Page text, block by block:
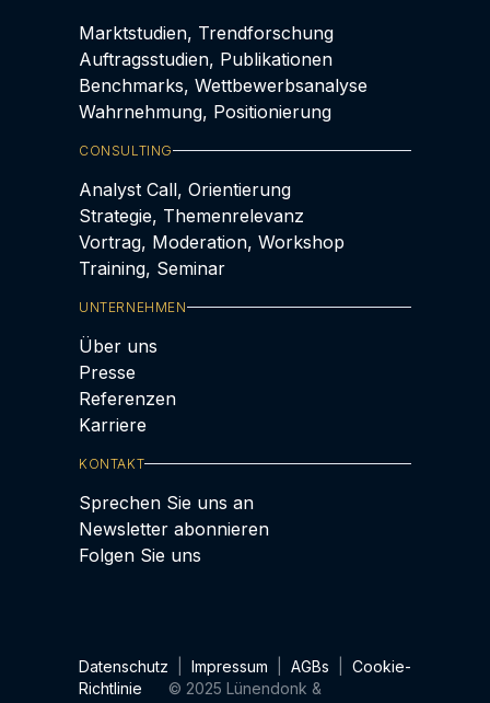
Marktstudien, Trendforschung
Auftragsstudien, Publikationen
Benchmarks, Wettbewerbsanalyse
Wahrnehmung, Positionierung
CONSULTING
Analyst Call, Orientierung
Strategie, Themenrelevanz
Vortrag, Moderation, Workshop
Training, Seminar
UNTERNEHMEN
Über uns
Presse
Referenzen
Karriere
KONTAKT
Sprechen Sie uns an
Newsletter abonnieren
Folgen Sie uns
Datenschutz Impressum AGBs
Cookie-
Richtlinie © 2025 Lünendonk &